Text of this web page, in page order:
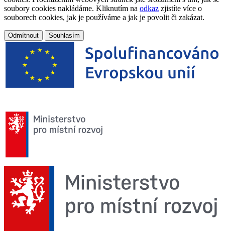
soubory cookies nakládáme. Kliknutím na odkaz zjistíte více o
souborech cookies, jak je používáme a jak je povolit či zakázat.
Odmítnout Souhlasím